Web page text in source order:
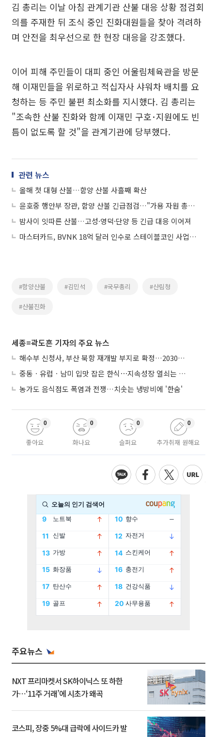
김 총리는 이날 아침 관계기관 산불 대응 상황 점검회
의를 주재한 뒤 조식 중인 진화대원들을 찾아 격려하
며 안전을 최우선으로 한 현장 대응을 강조했다.
이어 피해 주민들이 대피 중인 어울림체육관을 방문
해 이재민들을 위로하고 적십자사 샤워차 배치를 요
청하는 등 주민 불편 최소화를 지시했다. 김 총리는
"조속한 산불 진화와 함께 이재민 구호･지원에도 빈
틈이 없도록 할 것"을 관계기관에 당부했다.
관련 뉴스
올해 첫 대형 산불…함양 산불 사흘째 확산
윤호중 행안부 장관, 함양 산불 긴급점검…"가용 자원 총동원"
밤사이 잇따른 산불…고성·영덕·단양 등 긴급 대응 이어져
마스터카드, BVNK 18억 달러 인수로 스테이블코인 사업 본격 확장
#함양산불 #김민석 #국무총리 #산림청
#산불진화
세종=곽도흔 기자의 주요 뉴스
해수부 신청사, 부산 북항 재개발 부지로 확정…2030년 준공 목표
중동ㆍ유럽ㆍ남미 입맛 잡은 한식⋯지속성장 열쇠는 ‘현지화’
농가도 음식점도 폭염과 전쟁…치솟는 냉방비에 '한숨'
좋아요
0
화나요
0
슬퍼요
0
추가취재 원해요
0
주요뉴스
NXT 프리마켓서 SK하이닉스 또 하한
가⋯‘11주 거래’에 시초가 왜곡
코스피, 장중 5%대 급락에 사이드카 발